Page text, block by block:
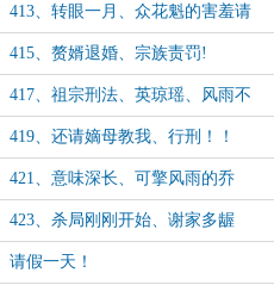
一更）
413、转眼一月、众花魁的害羞请
求!
415、赘婿退婚、宗族责罚!
417、祖宗刑法、英琼瑶、风雨不
动安如山！
419、还请嫡母教我、行刑！！
421、意味深长、可擎风雨的乔
木！
423、杀局刚刚开始、谢家多龌
龊、小人！
请假一天！